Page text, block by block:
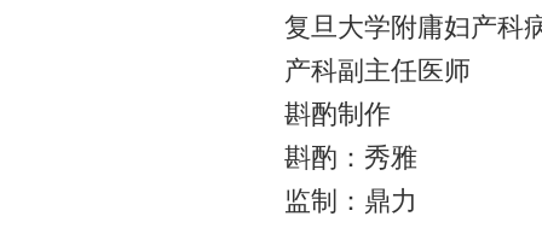
复旦大学附庸妇产科
产科副主任医师
斟酌制作
斟酌：秀雅
监制：鼎力